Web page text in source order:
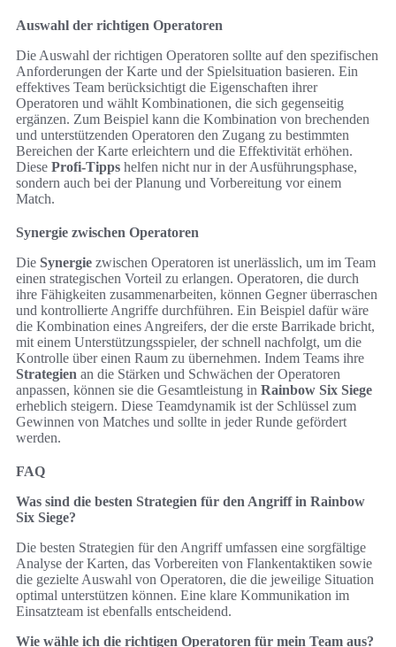
Auswahl der richtigen Operatoren
Die Auswahl der richtigen Operatoren sollte auf den spezifischen
Anforderungen der Karte und der Spielsituation basieren. Ein
effektives Team berücksichtigt die Eigenschaften ihrer
Operatoren und wählt Kombinationen, die sich gegenseitig
ergänzen. Zum Beispiel kann die Kombination von brechenden
und unterstützenden Operatoren den Zugang zu bestimmten
Bereichen der Karte erleichtern und die Effektivität erhöhen.
Diese Profi-Tipps helfen nicht nur in der Ausführungsphase,
sondern auch bei der Planung und Vorbereitung vor einem
Match.
Synergie zwischen Operatoren
Die Synergie zwischen Operatoren ist unerlässlich, um im Team
einen strategischen Vorteil zu erlangen. Operatoren, die durch
ihre Fähigkeiten zusammenarbeiten, können Gegner überraschen
und kontrollierte Angriffe durchführen. Ein Beispiel dafür wäre
die Kombination eines Angreifers, der die erste Barrikade bricht,
mit einem Unterstützungsspieler, der schnell nachfolgt, um die
Kontrolle über einen Raum zu übernehmen. Indem Teams ihre
Strategien an die Stärken und Schwächen der Operatoren
anpassen, können sie die Gesamtleistung in Rainbow Six Siege
erheblich steigern. Diese Teamdynamik ist der Schlüssel zum
Gewinnen von Matches und sollte in jeder Runde gefördert
werden.
FAQ
Was sind die besten Strategien für den Angriff in Rainbow
Six Siege?
Die besten Strategien für den Angriff umfassen eine sorgfältige
Analyse der Karten, das Vorbereiten von Flankentaktiken sowie
die gezielte Auswahl von Operatoren, die die jeweilige Situation
optimal unterstützen können. Eine klare Kommunikation im
Einsatzteam ist ebenfalls entscheidend.
Wie wähle ich die richtigen Operatoren für mein Team aus?